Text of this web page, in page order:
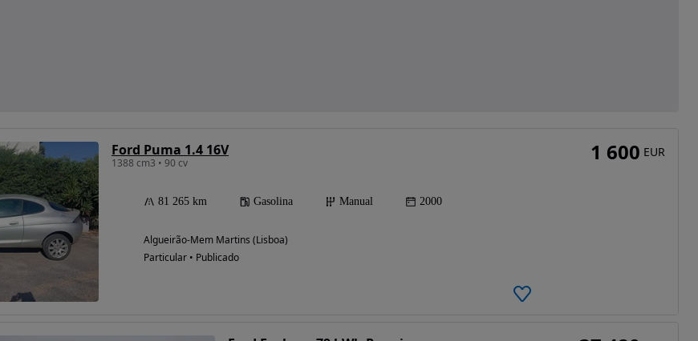
Ford Puma 1.4 16V
1388 cm3 • 90 cv
81 265 km Gasolina Manual 2000
Algueirão-Mem Martins (Lisboa)
Particular • Publicado
1 600 EUR